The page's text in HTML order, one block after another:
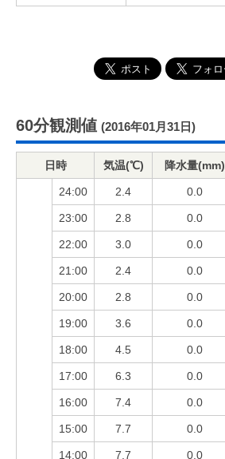
60分観測値 (2016年01月31日)
日時 気温(℃) 降水量(mm)
24:00 2.4 0.0
23:00 2.8 0.0
22:00 3.0 0.0
21:00 2.4 0.0
20:00 2.8 0.0
19:00 3.6 0.0
18:00 4.5 0.0
17:00 6.3 0.0
16:00 7.4 0.0
15:00 7.7 0.0
14:00 7.7 0.0